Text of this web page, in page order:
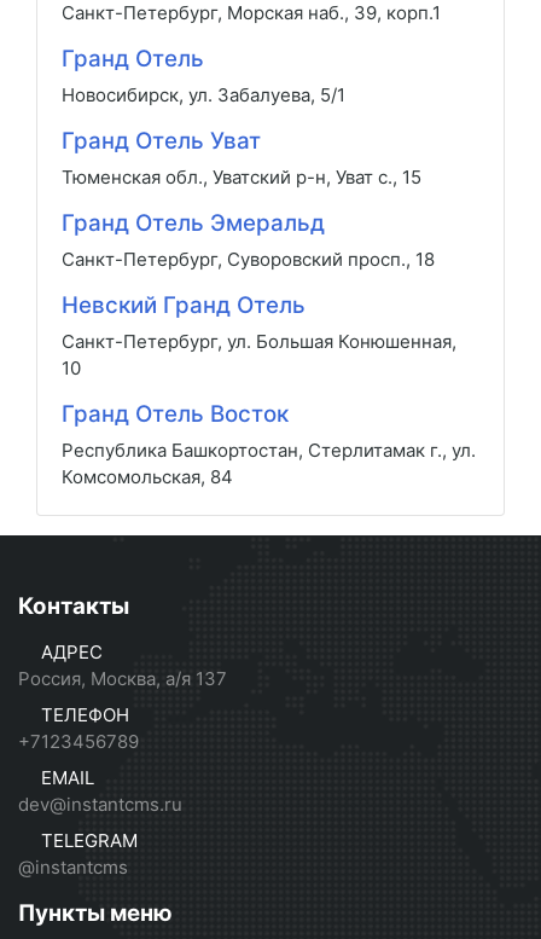
Санкт-Петербург, Морская наб., 39, корп.1
Гранд Отель
Новосибирск, ул. Забалуева, 5/1
Гранд Отель Уват
Тюменская обл., Уватский р-н, Уват с., 15
Гранд Отель Эмеральд
Санкт-Петербург, Суворовский просп., 18
Невский Гранд Отель
Санкт-Петербург, ул. Большая Конюшенная,
10
Гранд Отель Восток
Республика Башкортостан, Стерлитамак г., ул.
Комсомольская, 84
Контакты
АДРЕС
Россия, Москва, а/я 137
ТЕЛЕФОН
+7123456789
EMAIL
dev@instantcms.ru
TELEGRAM
@instantcms
Пункты меню